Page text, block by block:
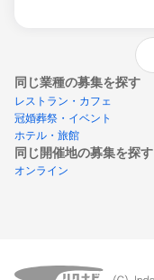
同じ業種の募集を探す
レストラン・カフェ
冠婚葬祭・イベント
ホテル・旅館
同じ開催地の募集を探す
オンライン